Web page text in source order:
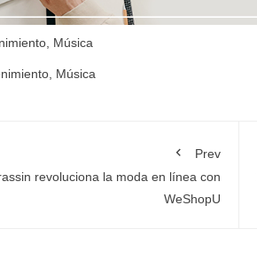
Música
Música
Prev
revoluciona la moda en línea con
WeShopU